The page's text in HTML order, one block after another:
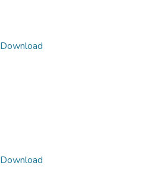
Download
Download